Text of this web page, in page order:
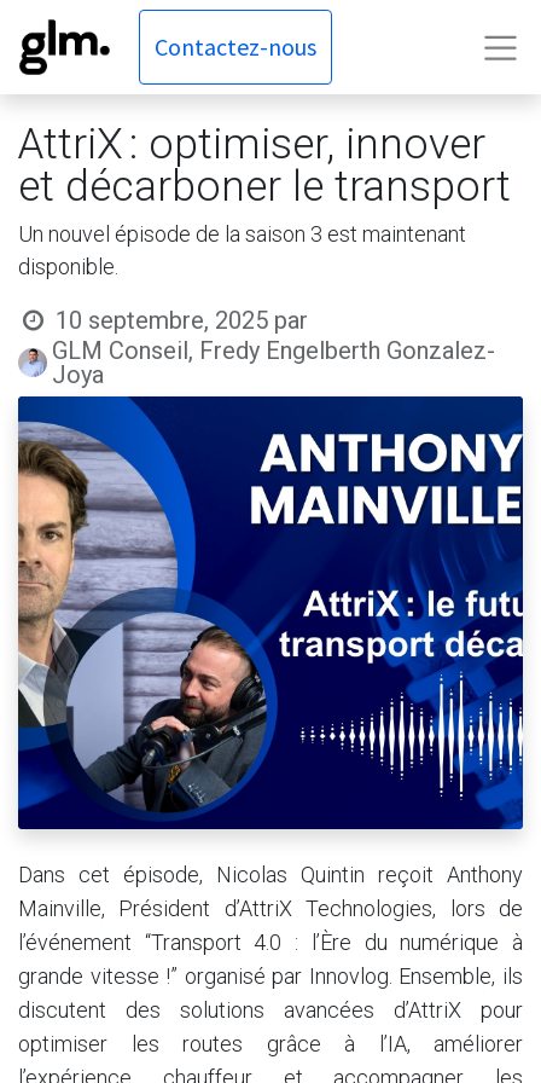
Contactez-nous
AttriX : optimiser, innover
et décarboner le transport
Un nouvel épisode de la saison 3 est maintenant
disponible.
10 septembre, 2025 par
GLM Conseil, Fredy Engelberth Gonzalez-
Joya
Dans cet épisode, Nicolas Quintin reçoit Anthony
Mainville, Président d’AttriX Technologies, lors de
l’événement “Transport 4.0 : l’Ère du numérique à
grande vitesse !” organisé par Innovlog. Ensemble, ils
discutent des solutions avancées d’AttriX pour
optimiser les routes grâce à l’IA, améliorer